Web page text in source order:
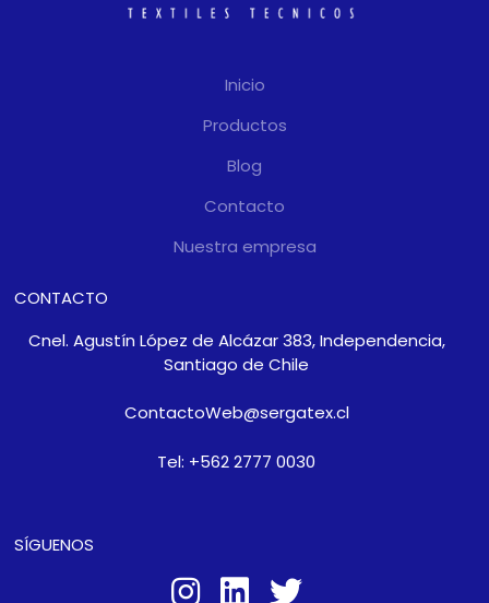
Inicio
Productos
Blog
Contacto
Nuestra empresa
CONTACTO
Cnel. Agustín López de Alcázar 383, Independencia,
Santiago de Chile
ContactoWeb@sergatex.cl
Tel: +562 2777 0030
SÍGUENOS